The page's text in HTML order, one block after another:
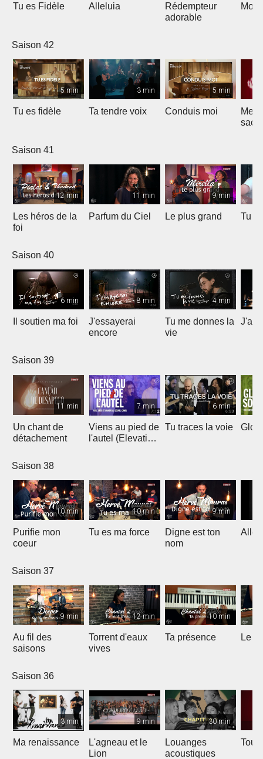
Tu es Fidèle Alleluia
Rédempteur
adorable
Mon
Saison 42
5 min
Tu es fidèle
3 min
Ta tendre voix
5 min
Conduis moi
Saison 41
12 min
Les héros de la
foi
11 min
Parfum du Ciel
9 min
Le plus grand Tu
Saison 40
6 min
Il soutien ma foi
8 min
J'essayerai
encore
4 min
Tu me donnes la
vie
J'ai
Saison 39
11 min
Un chant de
détachement
7 min
Viens au pied de
l'autel (Elevation
6 min
Tu traces la voie
Saison 38
10 min
Purifie mon
coeur
10 min
Tu es ma force
9 min
Digne est ton
nom
Saison 37
9 min
Au fil des
saisons
12 min
Torrent d'eaux
vives
10 min
Ta présence Le
Saison 36
3 min
Ma renaissance
9 min
L'agneau et le
Lion
30 min
Louanges
acoustiques
Tout